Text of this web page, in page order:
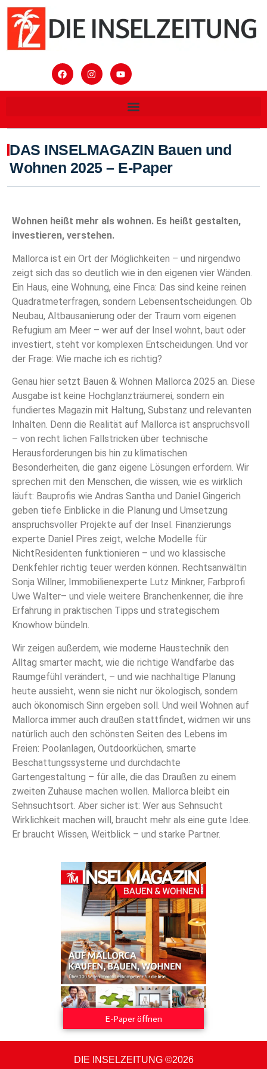
DAS INSELMAGAZIN Bauen und
Wohnen 2025 – E-Paper
Wohnen heißt mehr als wohnen. Es heißt gestalten,
investieren, verstehen.
Mallorca ist ein Ort der Möglichkeiten – und nirgendwo
zeigt sich das so deutlich wie in den eigenen vier Wänden.
Ein Haus, eine Wohnung, eine Finca: Das sind keine reinen
Quadratmeterfragen, sondern Lebensentscheidungen. Ob
Neubau, Altbausanierung oder der Traum vom eigenen
Refugium am Meer – wer auf der Insel wohnt, baut oder
investiert, steht vor komplexen Entscheidungen. Und vor
der Frage: Wie mache ich es richtig?
Genau hier setzt Bauen & Wohnen Mallorca 2025 an. Diese
Ausgabe ist keine Hochglanzträumerei, sondern ein
fundiertes Magazin mit Haltung, Substanz und relevanten
Inhalten. Denn die Realität auf Mallorca ist anspruchsvoll
– von recht lichen Fallstricken über technische
Herausforderungen bis hin zu klimatischen
Besonderheiten, die ganz eigene Lösungen erfordern. Wir
sprechen mit den Menschen, die wissen, wie es wirklich
läuft: Bauprofis wie Andras Santha und Daniel Gingerich
geben tiefe Einblicke in die Planung und Umsetzung
anspruchsvoller Projekte auf der Insel. Finanzierungs
experte Daniel Pires zeigt, welche Modelle für
NichtResidenten funktionieren – und wo klassische
Denkfehler richtig teuer werden können. Rechtsanwältin
Sonja Willner, Immobilienexperte Lutz Minkner, Farbprofi
Uwe Walter– und viele weitere Branchenkenner, die ihre
Erfahrung in praktischen Tipps und strategischem
Knowhow bündeln.
Wir zeigen außerdem, wie moderne Haustechnik den
Alltag smarter macht, wie die richtige Wandfarbe das
Raumgefühl verändert, – und wie nachhaltige Planung
heute aussieht, wenn sie nicht nur ökologisch, sondern
auch ökonomisch Sinn ergeben soll. Und weil Wohnen auf
Mallorca immer auch draußen stattfindet, widmen wir uns
natürlich auch den schönsten Seiten des Lebens im
Freien: Poolanlagen, Outdoorküchen, smarte
Beschattungssysteme und durchdachte
Gartengestaltung – für alle, die das Draußen zu einem
zweiten Zuhause machen wollen. Mallorca bleibt ein
Sehnsuchtsort. Aber sicher ist: Wer aus Sehnsucht
Wirklichkeit machen will, braucht mehr als eine gute Idee.
Er braucht Wissen, Weitblick – und starke Partner.
E-Paper öffnen
DIE INSELZEITUNG ©2026